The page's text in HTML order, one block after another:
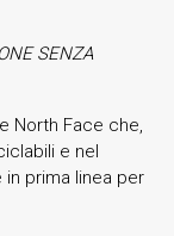
SENZA
North Face che,
e nel
prima linea per